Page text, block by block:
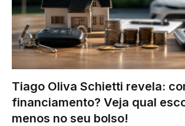
Tiago Oliva Schietti revela:
financiamento? Veja qual
menos no seu bolso!